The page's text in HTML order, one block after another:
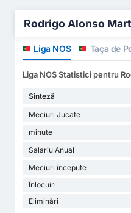
Rodrigo Alonso
Liga NOS Taça de
Liga NOS Statistici pentru
Sinteză
Meciuri Jucate
minute
Salariu Anual
Meciuri începute
Înlocuiri
Eliminări